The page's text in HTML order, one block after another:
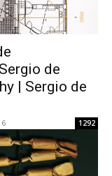
de
| Sergio de
1292